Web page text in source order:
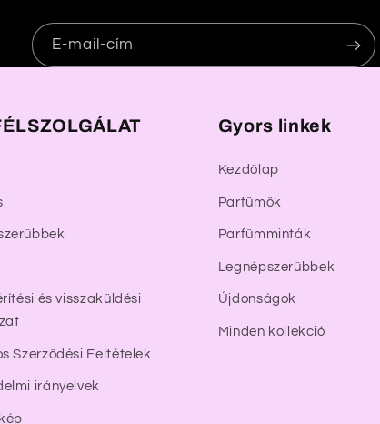
E-mail-cím
és visszaküldési
Szerződési Feltételek
irányelvek
Gyors linkek
Kezdőlap
Parfümök
Parfümminták
Legnépszerűbbek
Újdonságok
Minden kollekció